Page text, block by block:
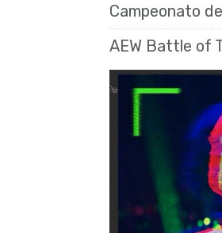
Campeonato
AEW Battle of